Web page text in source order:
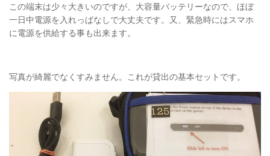
この端末は少々大きいのですが、大容量バッテリーなので、ほぼ
一日中電源を入れっぱなしで大丈夫です。又、緊急時にはスマホ
に電源を供給する事も出来ます。
写真が綺麗でなくすみません。これが貸出の基本セットです。